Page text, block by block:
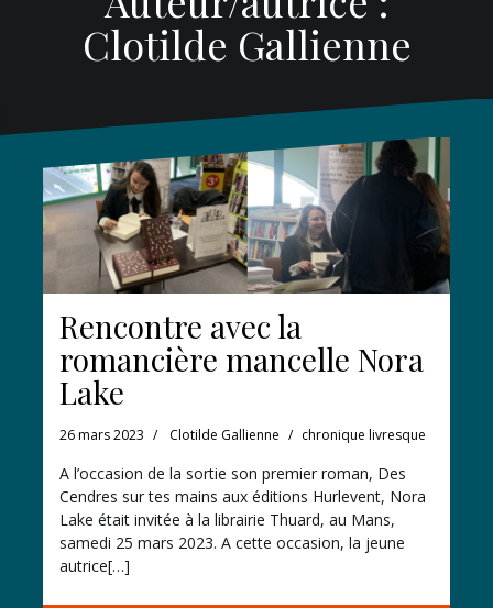
Clotilde Gallienne
Rencontre avec la
romancière mancelle Nora
Lake
26 mars 2023 Clotilde Gallienne chronique livresque
A l’occasion de la sortie son premier roman, Des
Cendres sur tes mains aux éditions Hurlevent, Nora
Lake était invitée à la librairie Thuard, au Mans,
samedi 25 mars 2023. A cette occasion, la jeune
autrice[…]